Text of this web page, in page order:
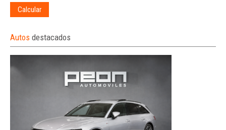
Calcular
Autos destacados